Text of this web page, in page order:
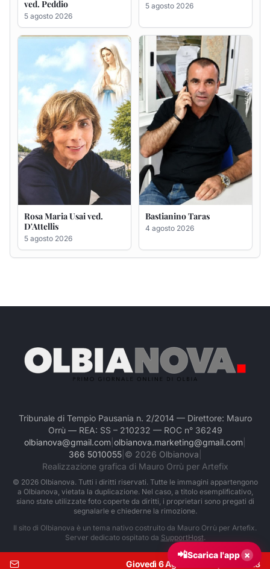
Rosa Maria Usai ved.
D'Attellis
5 agosto 2026
Bastianino Taras
4 agosto 2026
Tribunale di Tempio Pausania n. 2/2014 — Direttore: Mauro
Orrù — REA: SS – 210232 — ROC n° 36249
olbianova@gmail.com olbianova.marketing@gmail.com
366 5010055| © 2026 Olbianova
Realizzazione grafica di Mauro Orrù per Artefix
© 2026Olbianova. Tutti i diritti riservati. Tutte le immagini appartengono
a Olbianova, vietata la duplicazione. Nel caso, a titolo esemplificativo,
siano state utilizzate foto coperte da diritti, i proprietari sono pregati di
segnalarle e chiederne la rimozione.
Il sito di Olbianova è un tema nativo costruito da Mauro Orrù per Artefix.
Server dedicato ospitato da SupportHost.
Giovedì 6 Agosto 2026 01:28
📲Scarica l'app ×